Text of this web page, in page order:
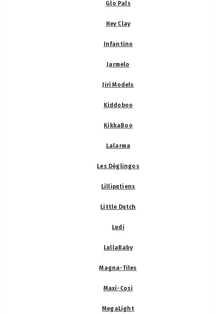
Glo Pals
Hey Clay
Infantino
Jarmelo
Jiri Models
Kiddoboo
KikkaBoo
Lalarma
Les Déglingos
Lilliputiens
Little Dutch
Ludi
LullaBaby
Magna-Tiles
Maxi-Cosi
MegaLight